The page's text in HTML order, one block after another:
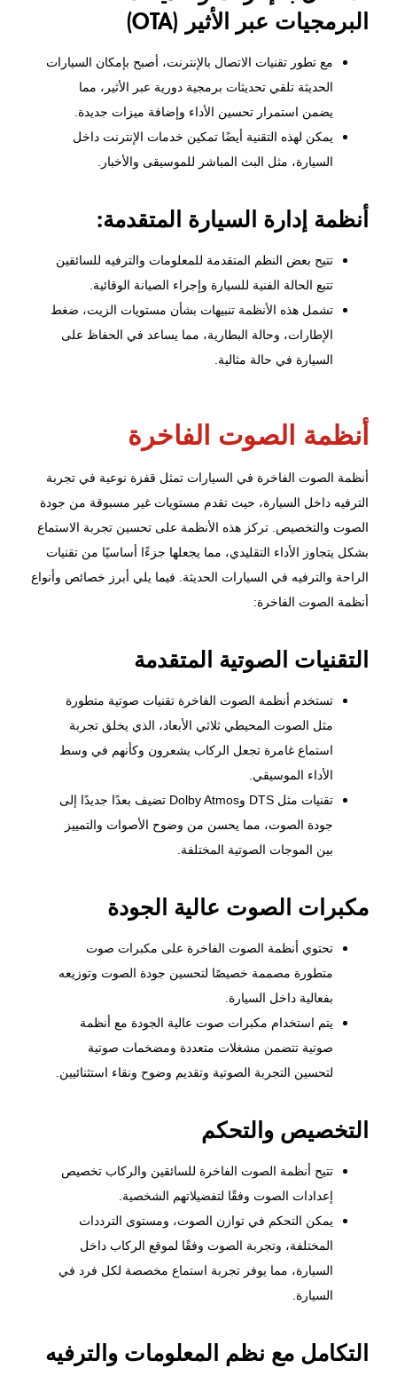
البرمجيات عبر الأثير (OTA)
مع تطور تقنيات الاتصال بالإنترنت، أصبح بإمكان السيارات
الحديثة تلقي تحديثات برمجية دورية عبر الأثير، مما
يضمن استمرار تحسين الأداء وإضافة ميزات جديدة.
يمكن لهذه التقنية أيضًا تمكين خدمات الإنترنت داخل
السيارة، مثل البث المباشر للموسيقى والأخبار.
أنظمة إدارة السيارة المتقدمة:
تتيح بعض النظم المتقدمة للمعلومات والترفيه للسائقين
تتبع الحالة الفنية للسيارة وإجراء الصيانة الوقائية.
تشمل هذه الأنظمة تنبيهات بشأن مستويات الزيت، ضغط
الإطارات، وحالة البطارية، مما يساعد في الحفاظ على
السيارة في حالة مثالية.
أنظمة الصوت الفاخرة
أنظمة الصوت الفاخرة في السيارات تمثل قفزة نوعية في تجربة
الترفيه داخل السيارة، حيث تقدم مستويات غير مسبوقة من جودة
الصوت والتخصيص. تركز هذه الأنظمة على تحسين تجربة الاستماع
بشكل يتجاوز الأداء التقليدي، مما يجعلها جزءًا أساسيًا من تقنيات
الراحة والترفيه في السيارات الحديثة. فيما يلي أبرز خصائص وأنواع
أنظمة الصوت الفاخرة:
التقنيات الصوتية المتقدمة
تستخدم أنظمة الصوت الفاخرة تقنيات صوتية متطورة
مثل الصوت المحيطي ثلاثي الأبعاد، الذي يخلق تجربة
استماع غامرة تجعل الركاب يشعرون وكأنهم في وسط
الأداء الموسيقي.
تقنيات مثل DTS وDolby Atmos تضيف بعدًا جديدًا إلى
جودة الصوت، مما يحسن من وضوح الأصوات والتمييز
بين الموجات الصوتية المختلفة.
مكبرات الصوت عالية الجودة
تحتوي أنظمة الصوت الفاخرة على مكبرات صوت
متطورة مصممة خصيصًا لتحسين جودة الصوت وتوزيعه
بفعالية داخل السيارة.
يتم استخدام مكبرات صوت عالية الجودة مع أنظمة
صوتية تتضمن مشغلات متعددة ومضخمات صوتية
لتحسين التجربة الصوتية وتقديم وضوح ونقاء استثنائيين.
التخصيص والتحكم
تتيح أنظمة الصوت الفاخرة للسائقين والركاب تخصيص
إعدادات الصوت وفقًا لتفضيلاتهم الشخصية.
يمكن التحكم في توازن الصوت، ومستوى الترددات
المختلفة، وتجربة الصوت وفقًا لموقع الركاب داخل
السيارة، مما يوفر تجربة استماع مخصصة لكل فرد في
السيارة.
التكامل مع نظم المعلومات والترفيه